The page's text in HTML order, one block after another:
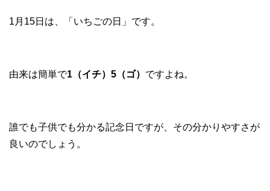
1月15日は、「いちごの日」です。
由来は簡単で1（イチ）5（ゴ） ですよね。
誰でも子供でも分かる記念日ですが、その分かりやすさが
良いのでしょう。